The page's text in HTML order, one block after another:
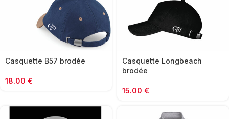
Casquette B57 brodée
18.00 €
Casquette Longbeach
brodée
15.00 €